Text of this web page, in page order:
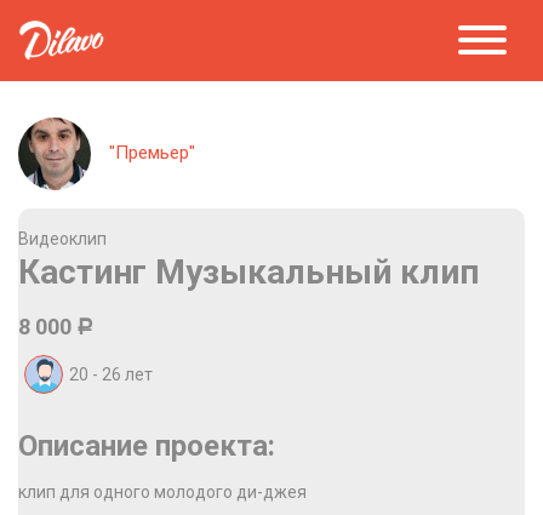
"Премьер"
Видеоклип
Кастинг Музыкальный клип
8 000 Р
20 - 26 лет
Описание проекта:
клип для одного молодого ди-джея